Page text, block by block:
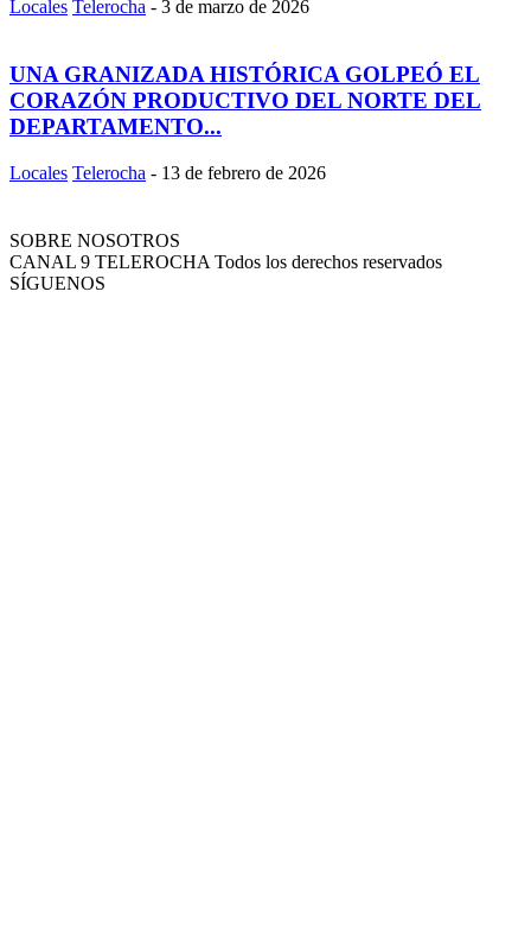
Locales Telerocha - 3 de marzo de 2026
UNA GRANIZADA HISTÓRICA GOLPEÓ EL
CORAZÓN PRODUCTIVO DEL NORTE DEL
DEPARTAMENTO...
Locales Telerocha - 13 de febrero de 2026
SOBRE NOSOTROS
CANAL 9 TELEROCHA Todos los derechos reservados
SÍGUENOS